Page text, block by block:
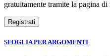
gratuitamente tramite la pagina di
SFOGLIA PER ARGOMENTI